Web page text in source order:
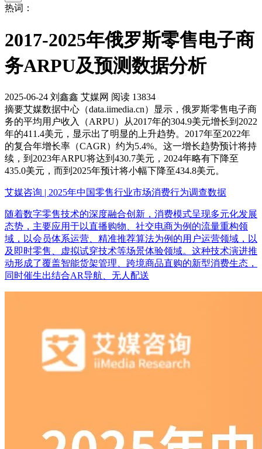
热词：
2017-2025年俄罗斯零售电子商
务ARPU及预测数据分析
2025-06-24 刘鑫鑫 艾媒网 阅读 13834
摘要艾媒数据中心（data.iimedia.cn）显示，俄罗斯零售电子商
务的平均用户收入（ARPU）从2017年的304.9美元增长到2022
年的411.4美元，显示出了明显的上升趋势。2017年至2022年
的复合年增长率（CAGR）约为5.4%。这一增长趋势预计将持
续，到2023年ARPU将达到430.7美元，2024年略有下降至
435.0美元，而到2025年预计将小幅下降至434.8美元。
艾媒咨询 | 2025年中国零售行业市场消费行为调查数据
随着数字零售技术的深度融合创新，消费模式呈现多元化发展
态势，主要应用于以直播购物、社交电商为例的流量重构领
域，以会员体系运营、精准推荐算法为例的用户运营领域，以
及即时零售、虚拟试穿技术等场景体验领域。这种技术演进推
动形成了覆盖智能货架管理、跨境商品直购的新型消费生态，
同时催生出结合AR导航、无人配送